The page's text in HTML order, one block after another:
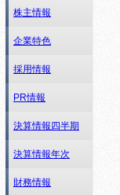
株主情報
企業特色
採用情報
PR情報
決算情報四半期
決算情報年次
財務情報